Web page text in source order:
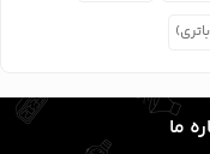
ما